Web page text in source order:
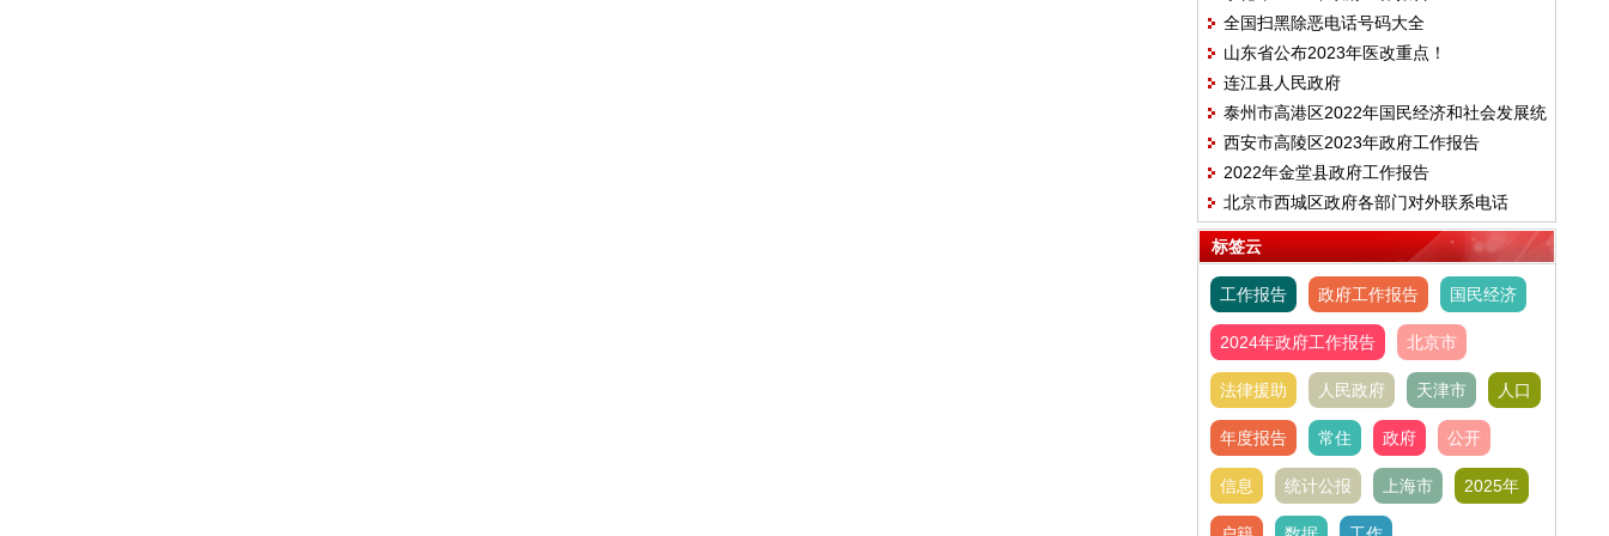
全国扫黑除恶电话号码大全
山东省公布2023年医改重点！
连江县人民政府
泰州市高港区2022年国民经济和社会发展统
计公报
西安市高陵区2023年政府工作报告
2022年金堂县政府工作报告
北京市西城区政府各部门对外联系电话
标签云
工作报告 政府工作报告 国民经济
2024年政府工作报告 北京市
法律援助 人民政府 天津市 人口
年度报告 常住 政府 公开
信息 统计公报 上海市 2025年